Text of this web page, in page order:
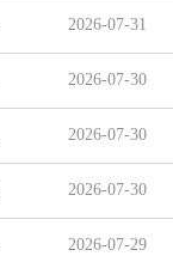
2026-07-31
2026-07-30
2026-07-30
2026-07-30
2026-07-29